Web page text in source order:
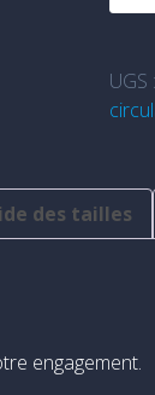
de
503
RT
UGS :
des tailles
engagement.